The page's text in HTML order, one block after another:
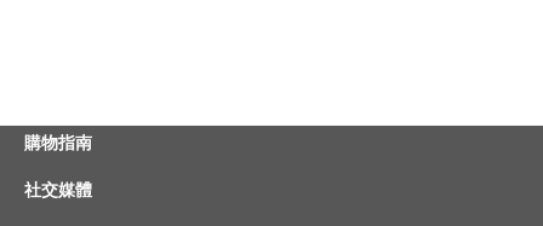
購物指南
社交媒體